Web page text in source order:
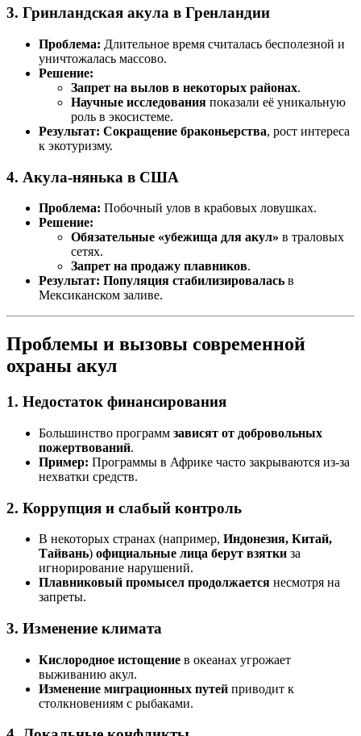
3. Гринландская акула в Гренландии
Проблема: Длительное время считалась бесполезной и
уничтожалась массово.
Решение:
Запрет на вылов в некоторых районах.
Научные исследования показали её уникальную
роль в экосистеме.
Результат: Сокращение браконьерства, рост интереса
к экотуризму.
4. Акула-нянька в США
Проблема: Побочный улов в крабовых ловушках.
Решение:
Обязательные «убежища для акул» в траловых
сетях.
Запрет на продажу плавников.
Результат: Популяция стабилизировалась в
Мексиканском заливе.
Проблемы и вызовы современной
охраны акул
1. Недостаток финансирования
Большинство программ зависят от добровольных
пожертвований.
Пример: Программы в Африке часто закрываются из-за
нехватки средств.
2. Коррупция и слабый контроль
В некоторых странах (например, Индонезия, Китай,
Тайвань) официальные лица берут взятки за
игнорирование нарушений.
Плавниковый промысел продолжается несмотря на
запреты.
3. Изменение климата
Кислородное истощение в океанах угрожает
выживанию акул.
Изменение миграционных путей приводит к
столкновениям с рыбаками.